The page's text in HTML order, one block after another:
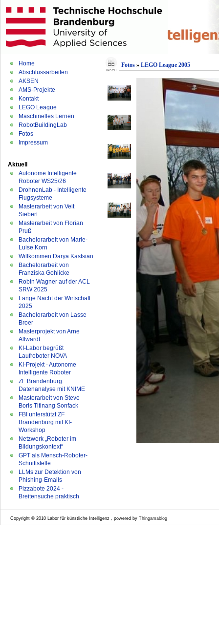
Home
Abschlussarbeiten
AKSEN
AMS-Projekte
Kontakt
LEGO League
Maschinelles Lernen
RobotBuildingLab
Fotos
Impressum
Aktuell
Autonome Intelligente
Roboter WS25/26
DrohnenLab - Intelligente
Flugsysteme
Masterarbeit von Veit
Siebert
Masterarbeit von Florian
Pruß
Bachelorarbeit von Marie-
Luise Korn
Willkommen Darya Kastsian
Bachelorarbeit von
Franziska Gohlicke
Robin Wagner auf der ACL
SRW 2025
Lange Nacht der Wirtschaft
2025
Bachelorarbeit von Lasse
Broer
Masterprojekt von Arne
Allwardt
KI-Labor begrüßt
Laufroboter NOVA
KI-Projekt - Autonome
Intelligente Roboter
ZF Brandenburg:
Datenanalyse mit KNIME
Masterarbeit von Steve
Boris Titinang Sonfack
FBI unterstützt ZF
Brandenburg mit KI-
Workshop
Netzwerk „Roboter im
Bildungskontext“
GPT als Mensch-Roboter-
Schnittstelle
LLMs zur Detektion von
Phishing-Emails
Pizzabote 2024 -
Breitensuche praktisch
Fotos» LEGO League 2005
Copyright © 2010 Labor für künstliche Intelligenz , powered by Thingamablog